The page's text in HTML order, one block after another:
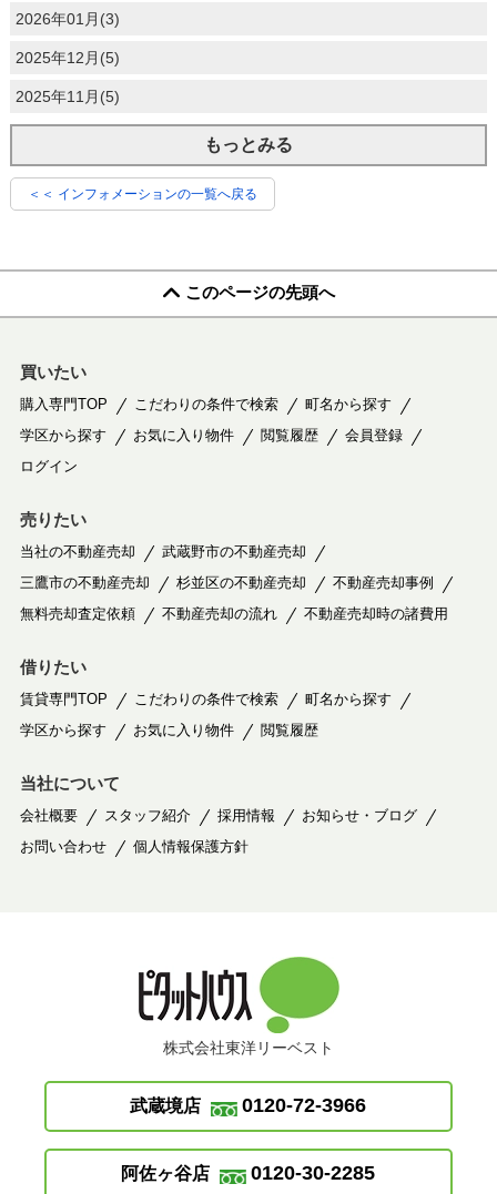
2026年01月(3)
2025年12月(5)
2025年11月(5)
もっとみる
＜＜ インフォメーションの一覧へ戻る
このページの先頭へ
買いたい
購入専門TOP こだわりの条件で検索
町名から探す
学区から探す
お気に入り物件 閲覧履歴
会員登録
ログイン
売りたい
当社の不動産売却
武蔵野市の不動産売却
三鷹市の不動産売却
杉並区の不動産売却
不動産売却事例
無料売却査定依頼
不動産売却の流れ 不動産売却時の諸費用
借りたい
賃貸専門TOP こだわりの条件で検索
町名から探す
学区から探す
お気に入り物件 閲覧履歴
当社について
会社概要 スタッフ紹介 採用情報
お知らせ・ブログ
お問い合わせ
個人情報保護方針
株式会社東洋リーベスト
武蔵境店 0120-72-3966
阿佐ヶ谷店 0120-30-2285